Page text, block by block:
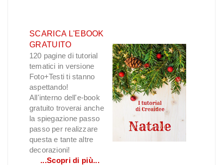
SCARICA L'EBOOK
GRATUITO
120 pagine di tutorial
tematici in versione
Foto+Testi ti stanno
aspettando!
All'interno dell'e-book
gratuito troverai anche
la spiegazione passo
passo per realizzare
questa e tante altre
decorazioni!
...Scopri di più...